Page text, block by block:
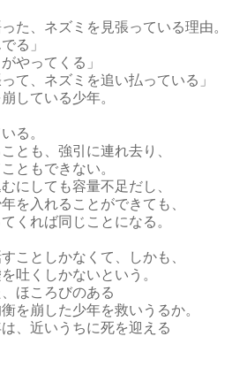
た、ネズミを見張っている理由。
る」
やってくる」
て、ネズミを追い払っている」
している少年。
る。
とも、強引に連れ去り、
ともできない。
にしても容量不足だし、
を入れることができても、
くれば同じことになる。
ことしかなくて、しかも、
吐くしかないという。
ほころびのある
を崩した少年を救いうるか。
、近いうちに死を迎える